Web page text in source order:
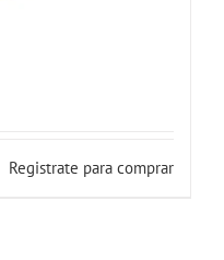
Registrate para comprar